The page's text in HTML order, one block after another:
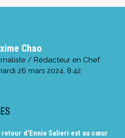
Chao
/ Rédacteur en Chef
26 mars 2024, 8:42
retour d'Ennio Salieri est au cœur